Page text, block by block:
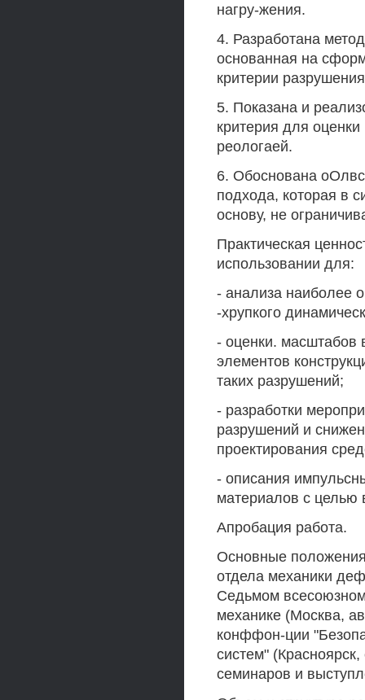
нагру-жения.
4. Разработана
основанная на
критерии
5. Показана и
критерия для
реологаей.
6. Обоснована
подхода, которая в
основу, не
Практическая
использовании для:
- анализа наиболее
-хрупкого
- оценки. масштабов
элементов
таких разрушений;
- разработки
разрушений и
проектирования
- описания
материалов с целью
Апробация работа.
Основные
отдела механики
Седьмом
механике (Москва,
конффон-ции
систем"
семинаров и